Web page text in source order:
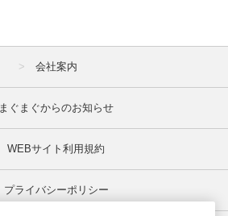
会社案内
まぐまぐからのお知らせ
WEBサイト利用規約
プライバシーポリシー